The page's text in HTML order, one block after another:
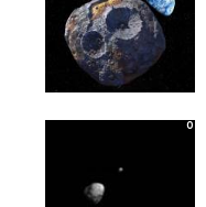
0